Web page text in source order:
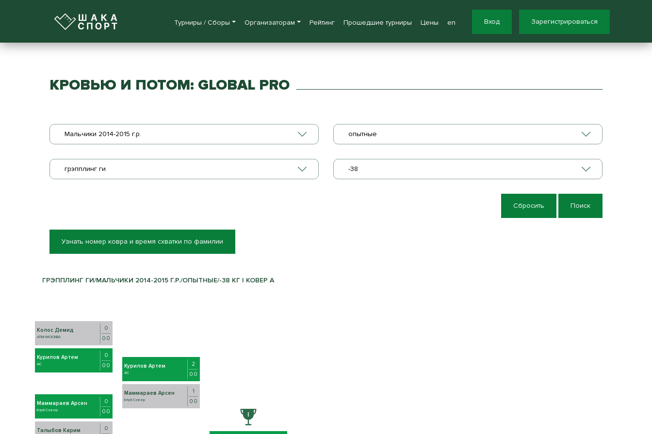
Турниры / Сборы Организаторам Рейтинг Прошедшие турниры Цены en Вход Зарегистрироваться
КРОВЬЮ И ПОТОМ: GLOBAL PRO
Мальчики 2014-2015 г.р. опытные
грэпплинг ги -38
Сбросить Поиск
Узнать номер ковра и время схватки по фамилии
ГРЭППЛИНГ ГИ/МАЛЬЧИКИ 2014-2015 Г.Р./ОПЫТНЫЕ/-38 КГ | КОВЕР A
Колос Демид
АТМ МОСКВА
0
0 0
Курилов Артем
AC
0
0 0
Маммараев Арсен
Клуб Север
0
0 0
Талыбов Карим
0
Курилов Артем
AC
2
0 0
Маммараев Арсен
Клуб Север
1
0 0